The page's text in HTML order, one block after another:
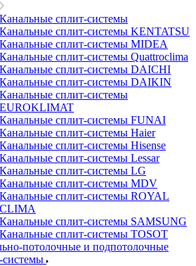
Канальные сплит-системы
Канальные сплит-системы KENTATSU
Канальные сплит-системы MIDEA
Канальные сплит-системы Quattroclima
Канальные сплит-системы DAICHI
Канальные сплит-системы DAIKIN
Канальные сплит-системы
EUROKLIMAT
Канальные сплит-системы FUNAI
Канальные сплит-системы Haier
Канальные сплит-системы Hisense
Канальные сплит-системы Lessar
Канальные сплит-системы LG
Канальные сплит-системы MDV
Канальные сплит-системы ROYAL
CLIMA
Канальные сплит-системы SAMSUNG
Канальные сплит-системы TOSOT
потолочные и подпотолочные
системы